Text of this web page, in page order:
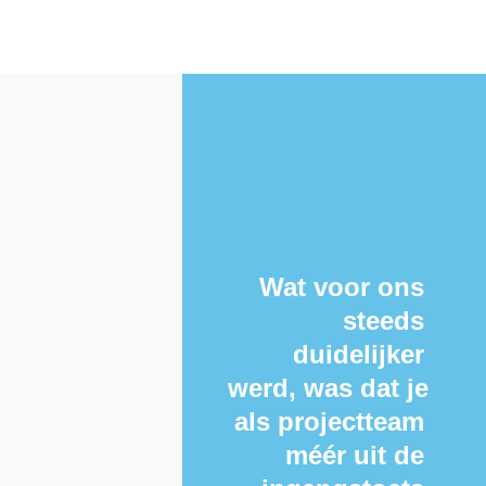
steeds
duidelijker
werd, was dat je
als projectteam
méér uit de